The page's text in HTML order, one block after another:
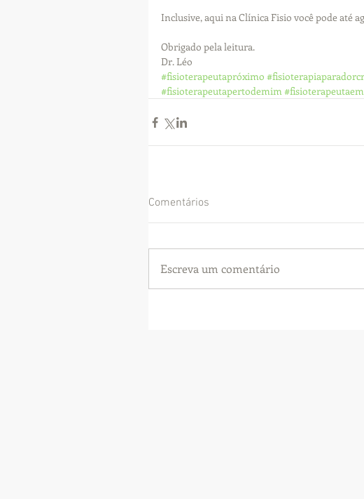
Inclusive, aqui na Clínica Fisio você pode até
Obrigado pela leitura.
Dr. Léo
#fisioterapeutapróximo
#fisioterapeutapertodemim
Comentários
Escreva um comentário